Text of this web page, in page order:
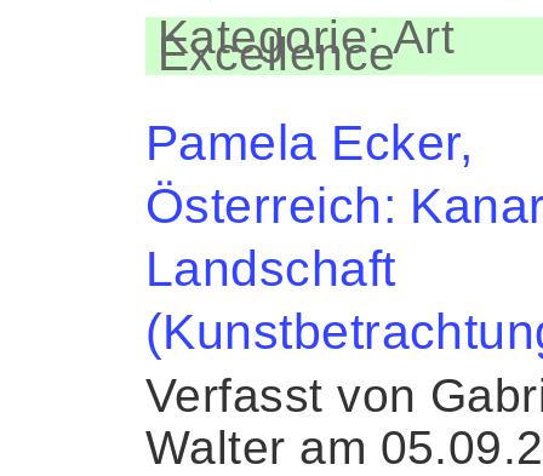
Kategorie: Art
Excellence
Pamela Ecker,
Österreich:
Landschaft
Verfasst von
Walter am